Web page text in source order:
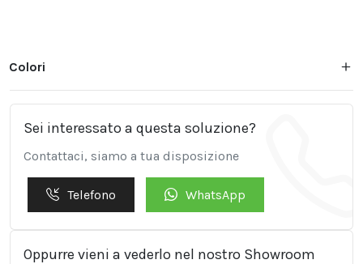
Colori
Sei interessato a questa soluzione?
Contattaci, siamo a tua disposizione
Telefono WhatsApp
Oppurre vieni a vederlo nel nostro Showroom